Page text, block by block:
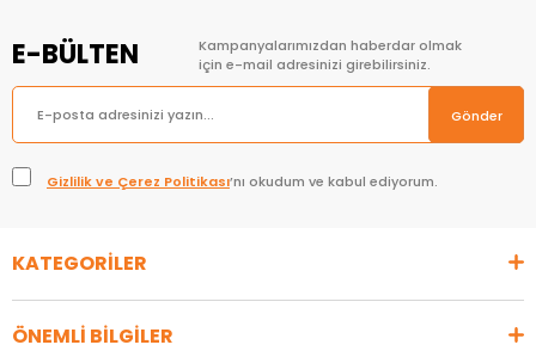
E-BÜLTEN
Kampanyalarımızdan haberdar olmak
için e-mail adresinizi girebilirsiniz.
Gönder
Gizlilik ve Çerez Politikası’nı okudum ve kabul ediyorum.
KATEGORİLER
ÖNEMLİ BİLGİLER